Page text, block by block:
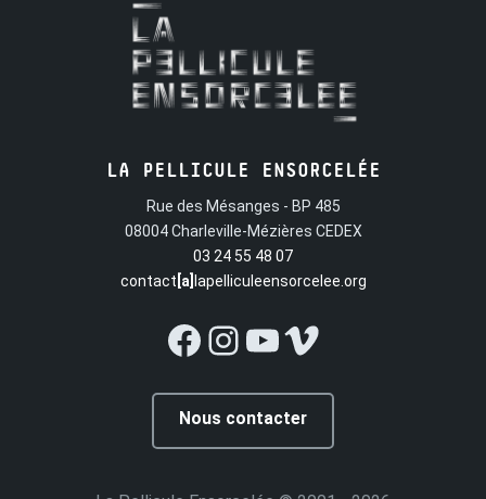
LA PELLICULE ENSORCELÉE
Rue des Mésanges - BP 485
08004 Charleville-Mézières CEDEX
03 24 55 48 07
contact [a] lapelliculeensorcelee.org
Facebook
Instagram
YouTube
Vimeo
Nous contacter